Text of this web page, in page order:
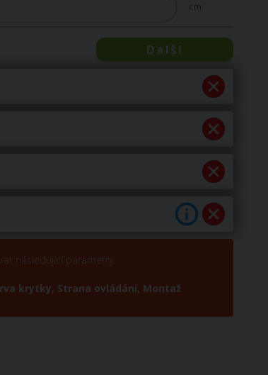
cm
Další
následující parametry:
krytky, Strana ovládání, Montaž